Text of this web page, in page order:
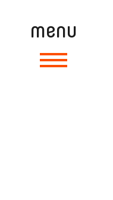
menu